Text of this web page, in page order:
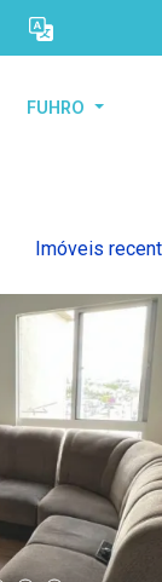
FUHRO